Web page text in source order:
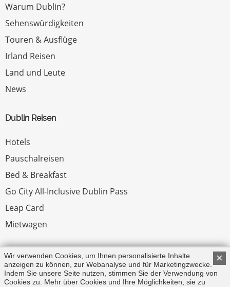
Warum Dublin?
Sehenswürdigkeiten
Touren & Ausflüge
Irland Reisen
Land und Leute
News
Dublin Reisen
Hotels
Pauschalreisen
Bed & Breakfast
Go City All-Inclusive Dublin Pass
Leap Card
Mietwagen
Rechtliches
Impressum
×
Wir verwenden Cookies, um Ihnen personalisierte Inhalte
anzeigen zu können, zur Webanalyse und für Marketingzwecke.
Indem Sie unsere Seite nutzen, stimmen Sie der Verwendung von
Cookies zu. Mehr über Cookies und Ihre Möglichkeiten, sie zu